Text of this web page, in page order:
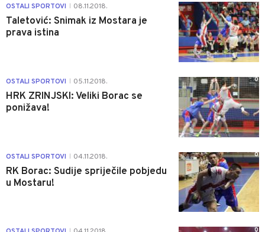
OSTALI SPORTOVI 08.11.2018.
Taletović: Snimak iz Mostara je
prava istina
1
OSTALI SPORTOVI 05.11.2018.
HRK ZRINJSKI: Veliki Borac se
ponižava!
0
OSTALI SPORTOVI 04.11.2018.
RK Borac: Sudije spriječile pobjedu
u Mostaru!
0
0